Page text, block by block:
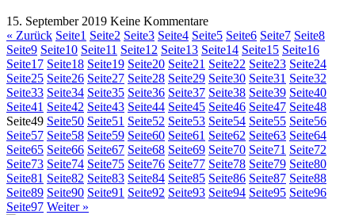
15. September 2019 Keine Kommentare
« Zurück Seite1 Seite2 Seite3 Seite4 Seite5 Seite6 Seite7 Seite8
Seite9 Seite10 Seite11 Seite12 Seite13 Seite14 Seite15 Seite16
Seite17 Seite18 Seite19 Seite20 Seite21 Seite22 Seite23 Seite24
Seite25 Seite26 Seite27 Seite28 Seite29 Seite30 Seite31 Seite32
Seite33 Seite34 Seite35 Seite36 Seite37 Seite38 Seite39 Seite40
Seite41 Seite42 Seite43 Seite44 Seite45 Seite46 Seite47 Seite48
Seite49 Seite50 Seite51 Seite52 Seite53 Seite54 Seite55 Seite56
Seite57 Seite58 Seite59 Seite60 Seite61 Seite62 Seite63 Seite64
Seite65 Seite66 Seite67 Seite68 Seite69 Seite70 Seite71 Seite72
Seite73 Seite74 Seite75 Seite76 Seite77 Seite78 Seite79 Seite80
Seite81 Seite82 Seite83 Seite84 Seite85 Seite86 Seite87 Seite88
Seite89 Seite90 Seite91 Seite92 Seite93 Seite94 Seite95 Seite96
Seite97 Weiter »